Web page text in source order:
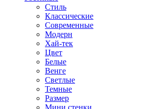
Стиль
Классические
Современные
Модерн
Хай-тек
Цвет
Белые
Венге
Светлые
Темные
Размер
Мини стенки